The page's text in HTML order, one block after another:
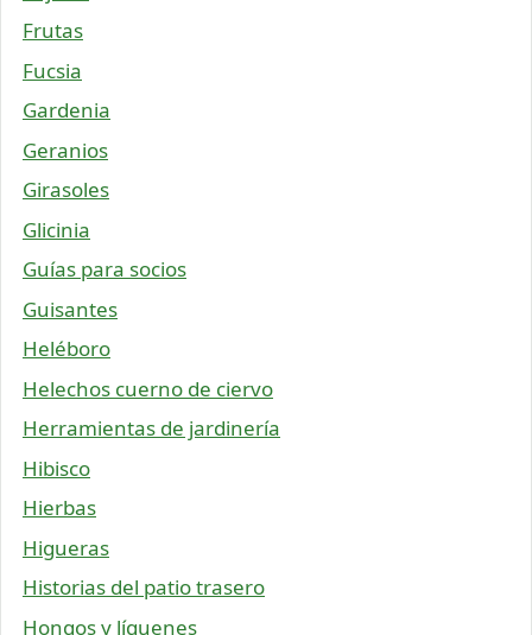
Frutas
Fucsia
Gardenia
Geranios
Girasoles
Glicinia
Guías para socios
Guisantes
Heléboro
Helechos cuerno de ciervo
Herramientas de jardinería
Hibisco
Hierbas
Higueras
Historias del patio trasero
Hongos y líquenes